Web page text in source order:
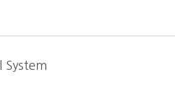
System